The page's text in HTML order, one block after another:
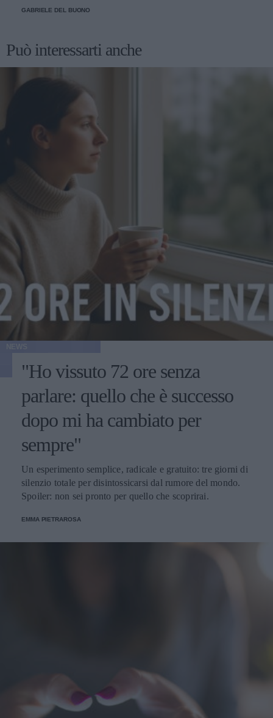
GABRIELE DEL BUONO
Può interessarti anche
"Ho vissuto 72 ore senza
parlare: quello che è successo
dopo mi ha cambiato per
sempre"
Un esperimento semplice, radicale e gratuito: tre giorni di
silenzio totale per disintossicarsi dal rumore del mondo.
Spoiler: non sei pronto per quello che scoprirai.
EMMA PIETRAROSA